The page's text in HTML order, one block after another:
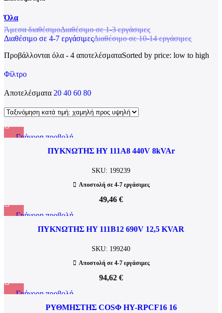
Όλα
Άμεσα διαθέσιμοΔιαθέσιμο σε 1-3 εργάσιμες
Διαθέσιμο σε 4-7 εργάσιμεςΔιαθέσιμο σε 10-14 εργάσιμες
Προβάλλονται όλα - 4 αποτελέσματαSorted by price: low to high
Φίλτρο
Αποτελέσματα 20 40 60 80
Γρήγορη προβολή
Προσθήκη σε αγαπημέναΠΥΚΝΩΤΗΣ HY 111A8 440V 8kVAr
SKU: 199239
Αποστολή σε 4-7 εργάσιμες
49,46 €
Γρήγορη προβολή
Προσθήκη σε αγαπημένα
ΠΥΚΝΩΤΗΣ HY 111B12 690V 12,5 KVAR
SKU: 199240
Αποστολή σε 4-7 εργάσιμες
94,62 €
Γρήγορη προβολή
Προσθήκη σε αγαπημέναΡΥΘΜΗΣΤΗΣ COSΦ HY-RPCF16 16